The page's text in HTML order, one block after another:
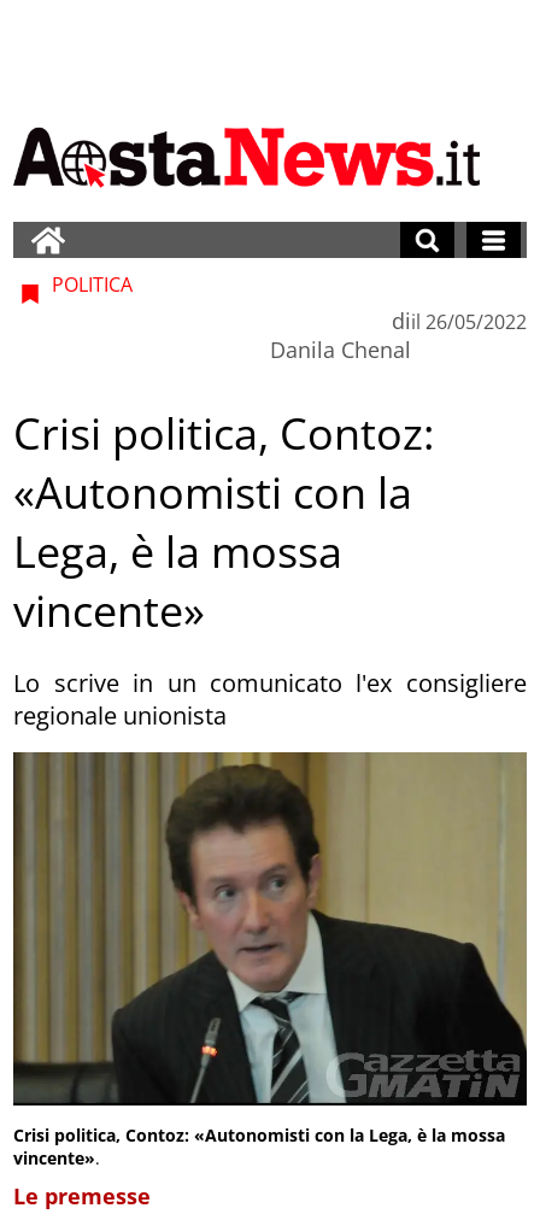
POLITICA
di
Danila Chenal
il 26/05/2022
Crisi politica, Contoz:
«Autonomisti con la
Lega, è la mossa
vincente»
Lo scrive in un comunicato l'ex consigliere
regionale unionista
Crisi politica, Contoz: «Autonomisti con la Lega, è la mossa
vincente».
Le premesse